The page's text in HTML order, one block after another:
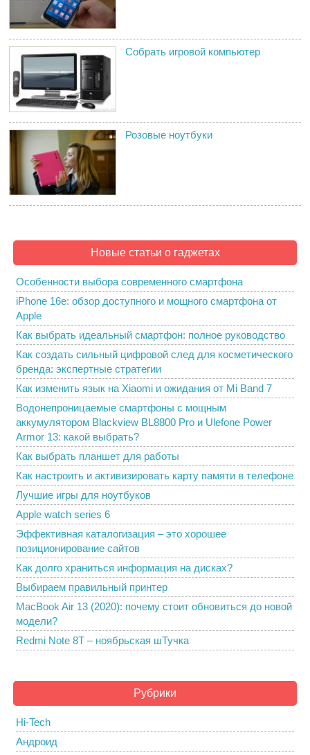
Собрать игровой компьютер
Розовые ноутбуки
Новые статьи о гаджетах
Особенности выбора современного смартфона
iPhone 16e: обзор доступного и мощного смартфона от
Apple
Как выбрать идеальный смартфон: полное руководство
Как создать сильный цифровой след для косметического
бренда: экспертные стратегии
Как изменить язык на Xiaomi и ожидания от Mi Band 7
Водонепроницаемые смартфоны с мощным
аккумулятором Blackview BL8800 Pro и Ulefone Power
Armor 13: какой выбрать?
Как выбрать планшет для работы
Как настроить и активизировать карту памяти в телефоне
Лучшие игры для ноутбуков
Apple watch series 6
Эффективная каталогизация – это хорошее
позиционирование сайтов
Как долго храниться информация на дисках?
Выбираем правильный принтер
MacBook Air 13 (2020): почему стоит обновиться до новой
модели?
Redmi Note 8T – ноябрьская шТучка
Рубрики
Hi-Tech
Андроид